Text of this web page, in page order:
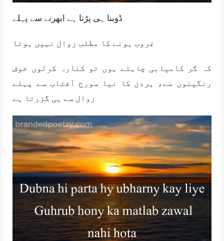
کہ گر کامیابی چاہتے ہوں تو کنارہ کرلوں خوش
رنگینوں سے، ہردن کا نیا سورج آفتاب سے پہلے
زوال سے ہی گزرتا ہے